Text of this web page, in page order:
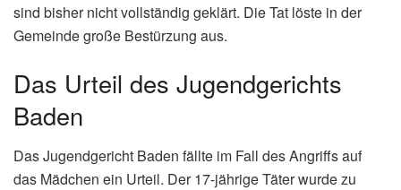
sind bisher nicht vollständig geklärt. Die Tat löste in der
Gemeinde große Bestürzung aus.
Das Urteil des Jugendgerichts
Baden
Das Jugendgericht Baden fällte im Fall des Angriffs auf
das Mädchen ein Urteil. Der 17-jährige Täter wurde zu